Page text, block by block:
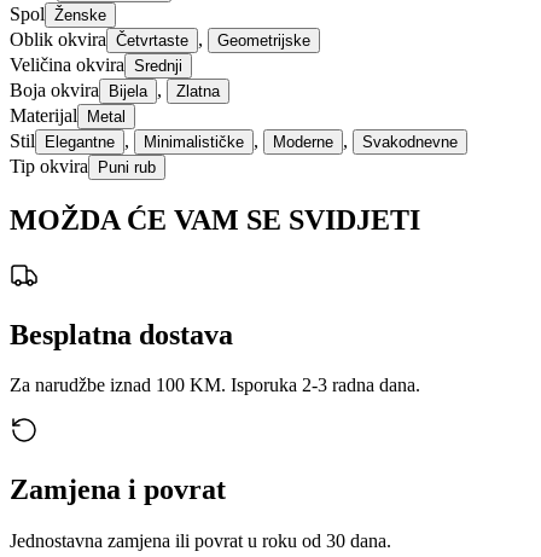
Spol Ženske
Oblik okvira Četvrtaste , Geometrijske
Veličina okvira Srednji
Boja okvira Bijela , Zlatna
Materijal Metal
Stil Elegantne , Minimalističke , Moderne , Svakodnevne
Tip okvira Puni rub
MOŽDA ĆE VAM SE SVIDJETI
Besplatna dostava
Za narudžbe iznad 100 KM. Isporuka 2-3 radna dana.
Zamjena i povrat
Jednostavna zamjena ili povrat u roku od 30 dana.